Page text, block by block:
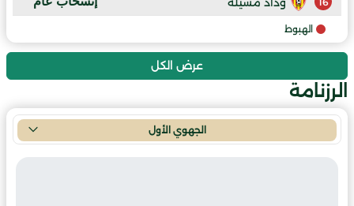
الهبوط
عرض الكل
الرزنامة
الجهوي الأول